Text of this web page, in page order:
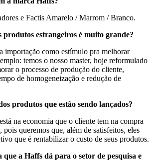
e Factis Amarelo / Marrom / Branco.
produtos estrangeiros é muito grande?
importação como estímulo pra melhorar
temos o nosso master, hoje reformulado
o processo de produção do cliente,
de homogeneização e redução de
produtos que estão sendo lançados?
na economia que o cliente tem na compra
pois queremos que, além de satisfeitos, eles
que é rentabilizar o custo de seus produtos.
a Haffs dá para o setor de pesquisa e